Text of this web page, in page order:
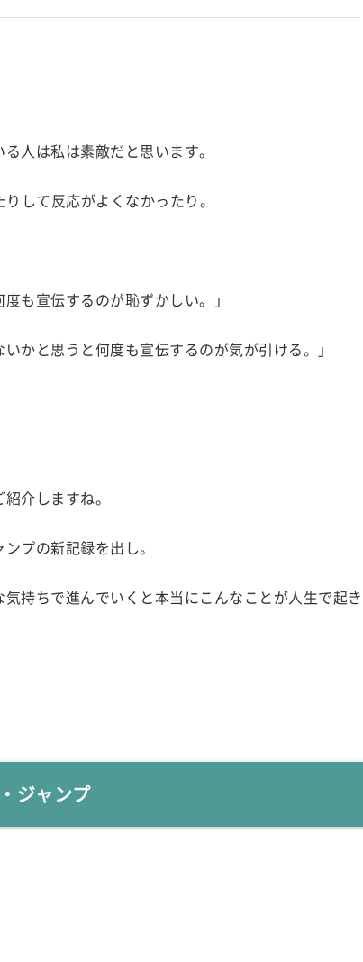
人は私は素敵だと思います。
して反応がよくなかったり。
も宣伝するのが恥ずかしい。」
かと思うと何度も宣伝するのが気が引ける。」
介しますね。
プの新記録を出し。
持ちで進んでいくと本当にこんなことが人生で起き
ジャンプ